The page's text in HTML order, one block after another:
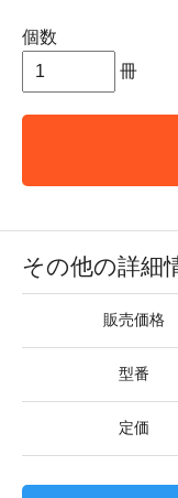
個数
冊
その他の詳細
販売価格
型番
定価